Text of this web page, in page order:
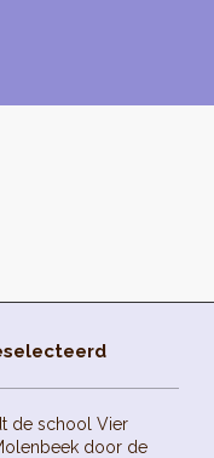
de school Vier
door de